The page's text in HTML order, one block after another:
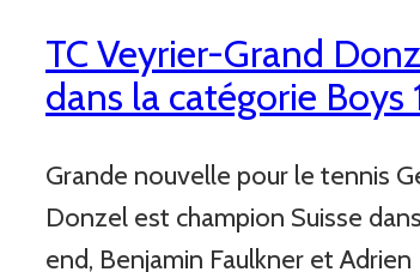
TC Veyrier-Grand
dans la catégorie Boys
Grande nouvelle pour le tennis
Donzel est champion Suisse
end, Benjamin Faulkner et